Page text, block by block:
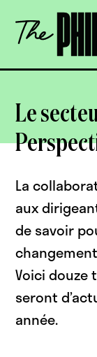
content
The
Philanthropist
Le
La
aux
de savoir
Voici douze
seront
année.